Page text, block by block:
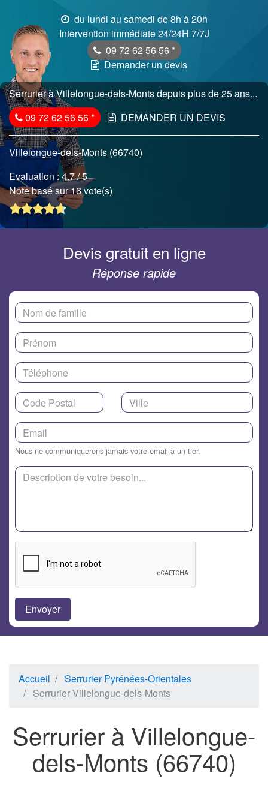
du lundi au samedi de 8h à 20h
Intervention immédiate 24/24H 7/7J
09 72 62 56 56 *
Demander un devis
Serrurier à Villelongue-dels-Monts depuis plus de 25 ans...
09 72 62 56 56* DEMANDER UN DEVIS
Villelongue-dels-Monts (66740)
Evaluation :4.7/ 5
Note basé sur 16 vote(s)
Devis gratuit en ligne
Réponse rapide
Nous ne communiquerons jamais votre email à un tier.
Accueil
Serrurier Pyrénées-Orientales
Serrurier Villelongue-dels-Monts
Serrurier à Villelongue-
dels-Monts (66740)